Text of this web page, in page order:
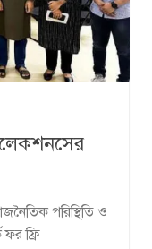
পরিস্থিতি ও
ফর ফ্রি